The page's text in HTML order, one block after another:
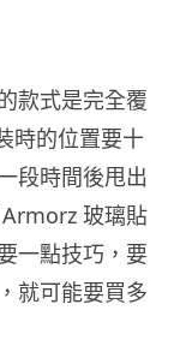
款式是完全覆
時的位置要十
段時間後甩出
玻璃貼
一點技巧，要
就可能要買多